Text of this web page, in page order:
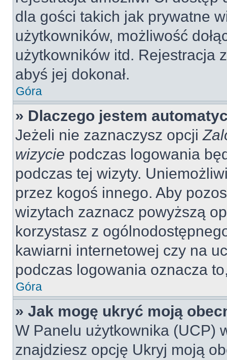
dla gości takich jak prywatne
użytkowników, możliwość
użytkowników itd. Rejestracja
abyś jej dokonał.
Góra
» Dlaczego jestem
Jeżeli nie zaznaczysz opcji
wizycie podczas logowania
podczas tej wizyty.
przez kogoś innego. Aby
wizytach zaznacz powyższą
korzystasz z
kawiarni internetowej czy na
podczas logowania oznacza
Góra
» Jak mogę ukryć moją
W Panelu użytkownika (UCP)
znajdziesz opcję Ukryj moją